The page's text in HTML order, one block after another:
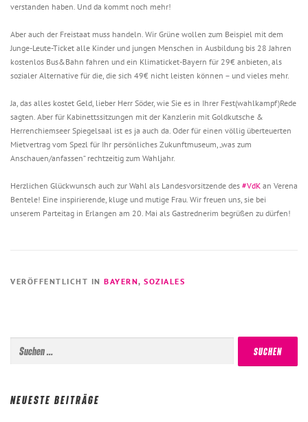
verstanden haben. Und da kommt noch mehr!
Aber auch der Freistaat muss handeln. Wir Grüne wollen zum Beispiel mit dem
Junge-Leute-Ticket alle Kinder und jungen Menschen in Ausbildung bis 28 Jahren
kostenlos Bus&Bahn fahren und ein Klimaticket-Bayern für 29€ anbieten, als
sozialer Alternative für die, die sich 49€ nicht leisten können – und vieles mehr.
Ja, das alles kostet Geld, lieber Herr Söder, wie Sie es in Ihrer Fest(wahlkampf)Rede
sagten. Aber für Kabinettssitzungen mit der Kanzlerin mit Goldkutsche &
Herrenchiemseer Spiegelsaal ist es ja auch da. Oder für einen völlig überteuerten
Mietvertrag vom Spezl für Ihr persönliches Zukunftmuseum, „was zum
Anschauen/anfassen“ rechtzeitig zum Wahljahr.
Herzlichen Glückwunsch auch zur Wahl als Landesvorsitzende des #VdK an Verena
Bentele! Eine inspirierende, kluge und mutige Frau. Wir freuen uns, sie bei
unserem Parteitag in Erlangen am 20. Mai als Gastrednerim begrüßen zu dürfen!
VERÖFFENTLICHT IN BAYERN, SOZIALES
nach:
NEUESTE BEITRÄGE